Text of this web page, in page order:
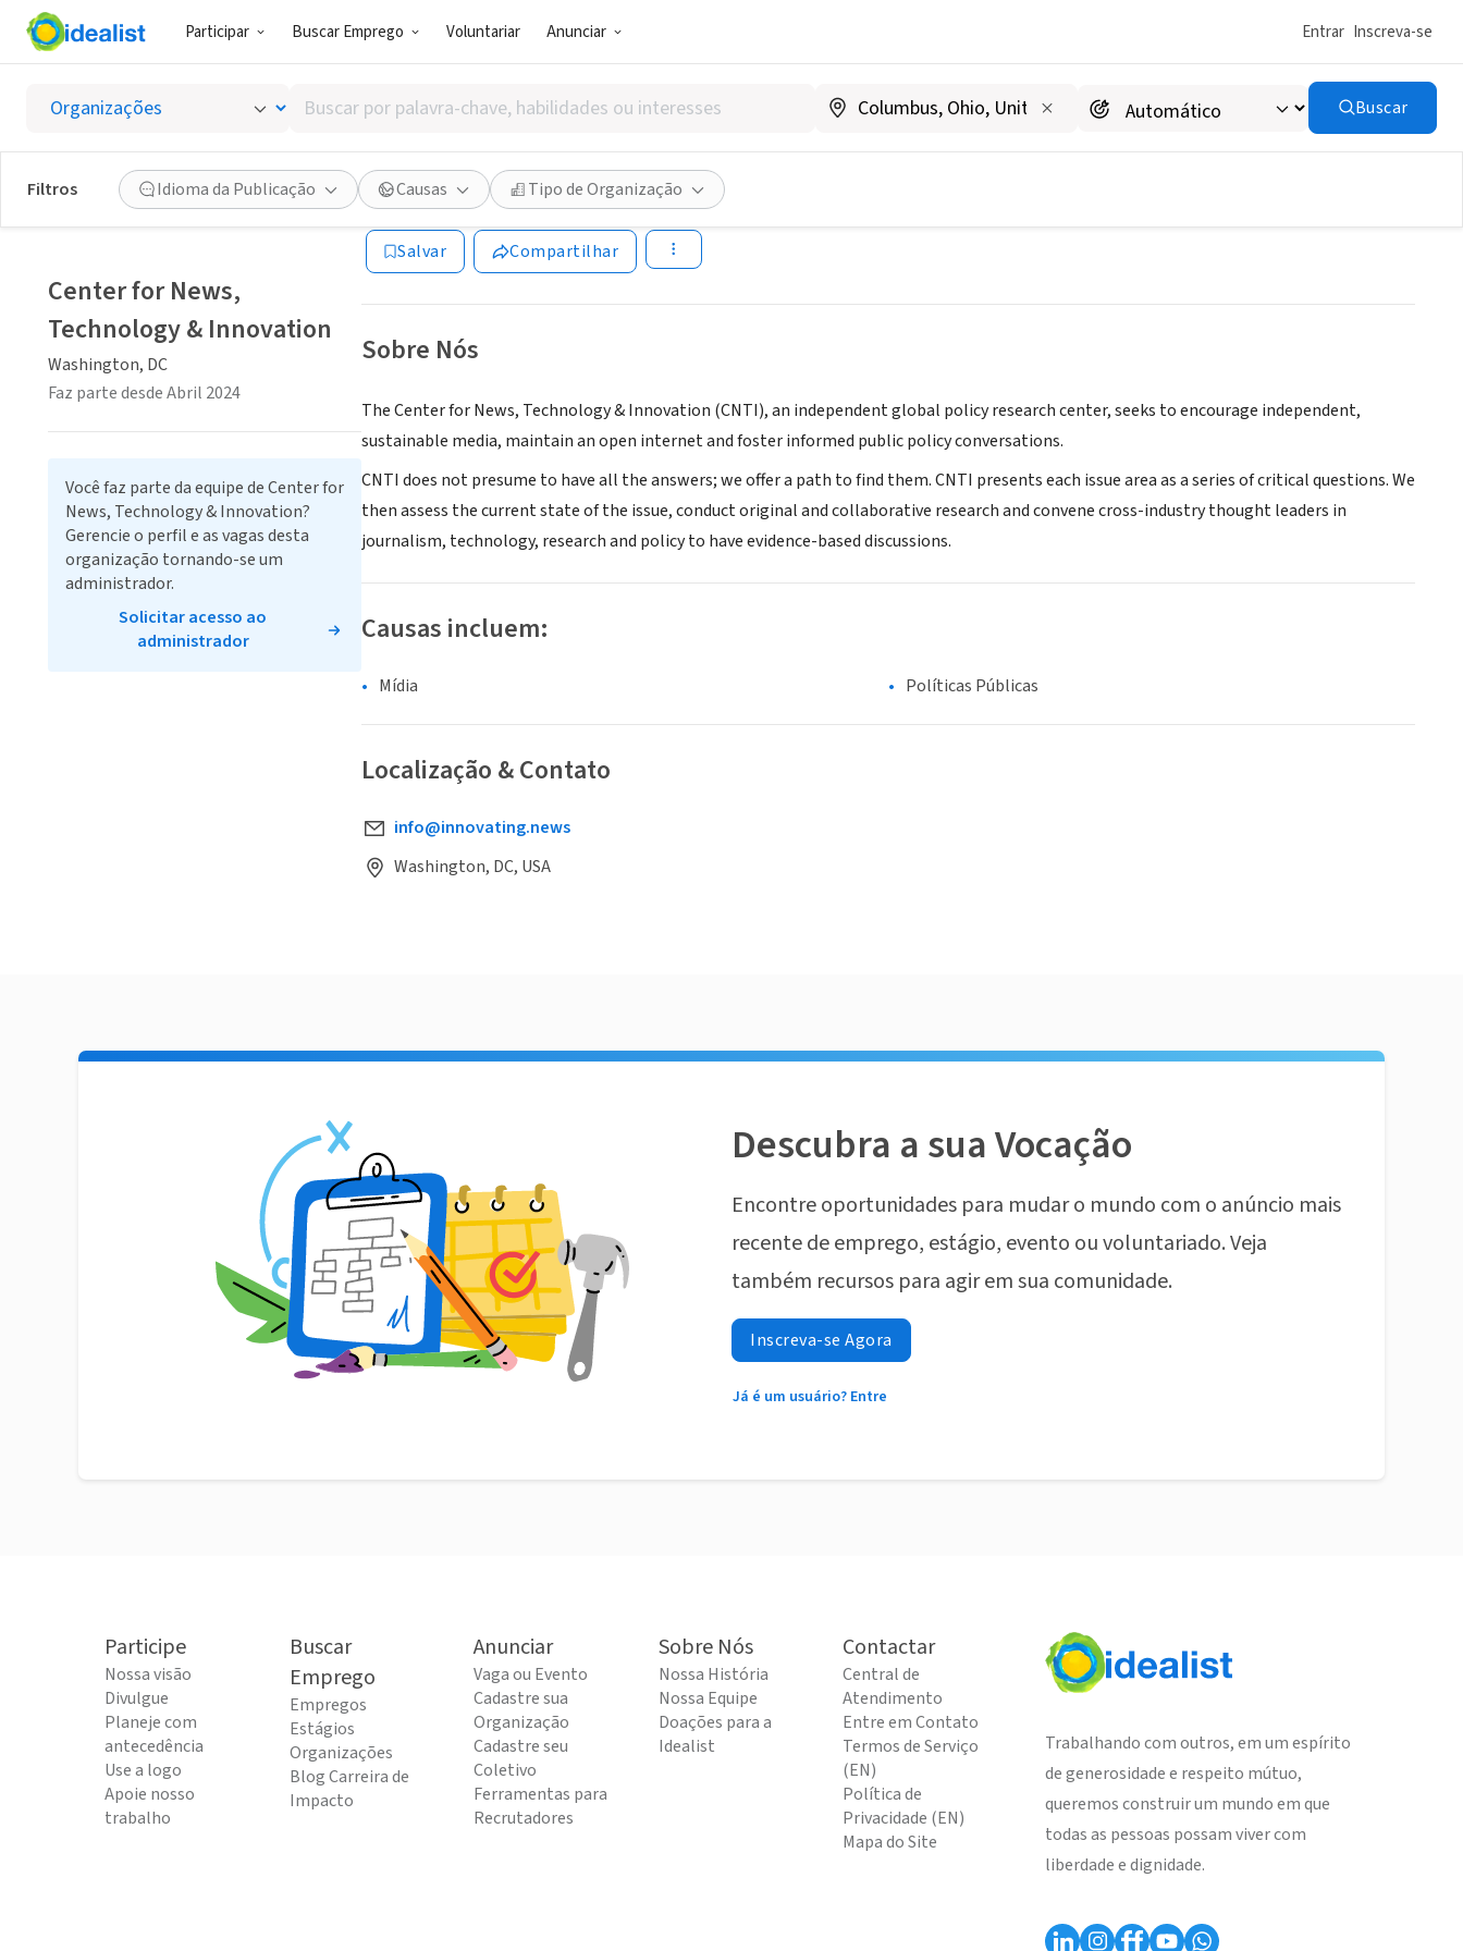
Participar Buscar Emprego Voluntariar Anunciar Entrar Inscreva-se
Buscar
por
palavra-
chave,
habilidades
ou
interesses
Buscar
Filtros Idioma da Publicação Causas Tipo de Organização
Center for News, Technology & Innovation
Washington, DC innovating.news
Salvar Compartilhar
Sobre Nós
The Center for News, Technology & Innovation (CNTI), an independent global policy research center, seeks to encourage independent,
sustainable media, maintain an open internet and foster informed public policy conversations.
CNTI does not presume to have all the answers; we offer a path to find them. CNTI presents each issue area as a series of critical questions. We
then assess the current state of the issue, conduct original and collaborative research and convene cross-industry thought leaders in
journalism, technology, research and policy to have evidence-based discussions.
Causas incluem:
Mídia Políticas Públicas
Localização & Contato
info@innovating.news
Washington, DC, USA
Center for News,
Technology & Innovation
Washington, DC
Faz parte desde Abril 2024
Você faz parte da equipe de Center for
News, Technology & Innovation?
Gerencie o perfil e as vagas desta
organização tornando-se um
administrador.
Solicitar acesso ao
administrador
Descubra a sua Vocação
Encontre oportunidades para mudar o mundo com o anúncio mais
recente de emprego, estágio, evento ou voluntariado. Veja
também recursos para agir em sua comunidade.
Inscreva-se Agora
Já é um usuário? Entre
Participe
Nossa visão
Divulgue
Planeje com
antecedência
Use a logo
Apoie nosso
trabalho
Buscar
Emprego
Empregos
Estágios
Organizações
Blog Carreira de
Impacto
Anunciar
Vaga ou Evento
Cadastre sua
Organização
Cadastre seu
Coletivo
Ferramentas para
Recrutadores
Sobre Nós
Nossa História
Nossa Equipe
Doações para a
Idealist
Contactar
Central de
Atendimento
Entre em Contato
Termos de Serviço
(EN)
Política de
Privacidade (EN)
Mapa do Site
Trabalhando com outros, em um espírito
de generosidade e respeito mútuo,
queremos construir um mundo em que
todas as pessoas possam viver com
liberdade e dignidade.